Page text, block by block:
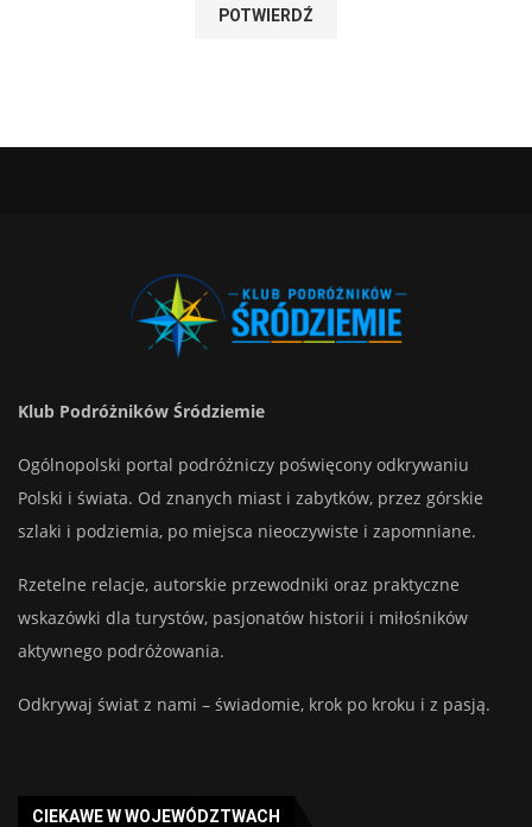
Klub Podróżników Śródziemie
Ogólnopolski portal podróżniczy poświęcony odkrywaniu
Polski i świata. Od znanych miast i zabytków, przez górskie
szlaki i podziemia, po miejsca nieoczywiste i zapomniane.
Rzetelne relacje, autorskie przewodniki oraz praktyczne
wskazówki dla turystów, pasjonatów historii i miłośników
aktywnego podróżowania.
Odkrywaj świat z nami – świadomie, krok po kroku i z pasją.
CIEKAWE W WOJEWÓDZTWACH